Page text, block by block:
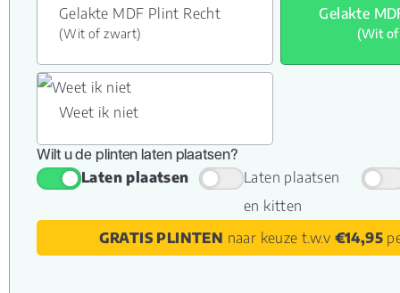
Gelakte MDF Plint Recht
(Wit of zwart)
Gelakte
(Wit
Weet ik niet
Wilt u de plinten laten plaatsen?
Laten plaatsen
Laten plaatsen
en kitten
GRATIS PLINTEN naar keuze t.w.v €14,95